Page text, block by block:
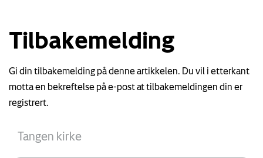
Tilbakemelding
Gi din tilbakemelding på denne artikkelen. Du vil i etterkant
motta en bekreftelse på e-post at tilbakemeldingen din er
registrert.